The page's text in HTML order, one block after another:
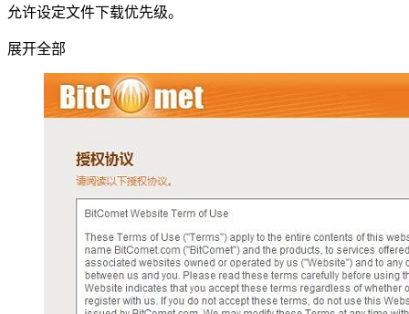
允许设定文件下载优先级。
展开全部